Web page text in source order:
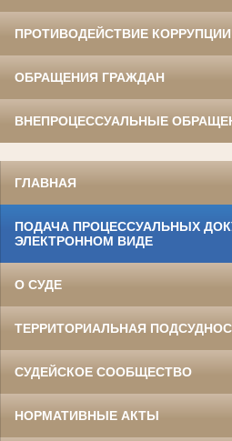
ПРОТИВОДЕЙСТВИЕ КОРРУПЦИИ
ОБРАЩЕНИЯ ГРАЖДАН
ВНЕПРОЦЕССУАЛЬНЫЕ
ГЛАВНАЯ
ПОДАЧА ПРОЦЕССУАЛЬНЫХ
ЭЛЕКТРОННОМ ВИДЕ
О СУДЕ
ТЕРРИТОРИАЛЬНАЯ
СУДЕЙСКОЕ СООБЩЕСТВО
НОРМАТИВНЫЕ АКТЫ